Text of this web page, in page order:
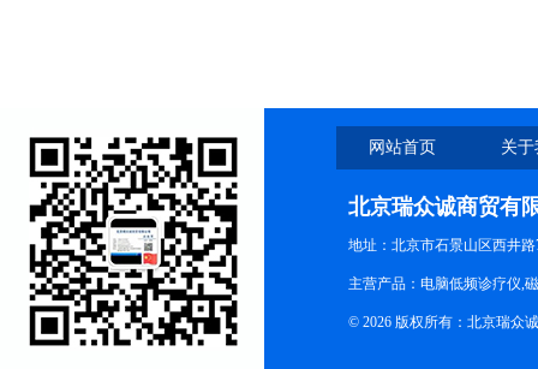
网站首页 关
北京瑞众诚商贸有
地址：北京市石景山区西井路
主营产品：电脑低频诊疗仪,
© 2026 版权所有：北京瑞众